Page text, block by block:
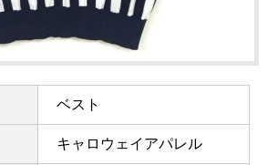
ベスト
キャロウェイアパレル